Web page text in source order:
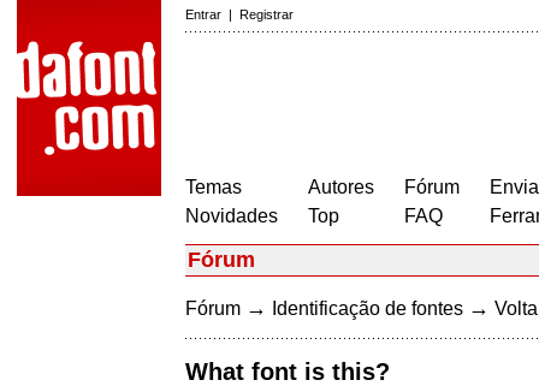
Entrar | Registrar
Temas
Novidades
Autores
Top
Fórum
FAQ
Fórum
Fórum → Identificação de fontes →
What font is this?